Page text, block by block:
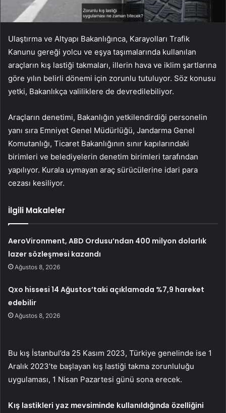
Ulaştırma ve Altyapı Bakanlığınca, Karayolları Trafik
Kanunu gereği yolcu ve eşya taşımalarında kullanılan
araçların kış lastiği takmaları, illerin hava ve iklim şartlarına
göre yılın belirli dönemi için zorunlu tutuluyor. Söz konusu
yetki, Bakanlıkça valiliklere de devredilebiliyor.
Araçların denetimi, Bakanlığın yetkilendirdiği personelin
yanı sıra Emniyet Genel Müdürlüğü, Jandarma Genel
Komutanlığı, Ticaret Bakanlığının sınır kapılarındaki
birimleri ve belediyelerin denetim birimleri tarafından
yapılıyor. Kurala uymayan araç sürücülerine idari para
cezası kesiliyor.
İlgili Makaleler
AeroVironment, ABD Ordusu’ndan 400 milyon dolarlık
lazer sözleşmesi kazandı
Ağustos 8, 2026
Qxo hissesi 14 Ağustos’taki açıklamada %7,9 hareket
edebilir
Ağustos 8, 2026
Bu kış İstanbul’da 25 Kasım 2023, Türkiye genelinde ise 1
Aralık 2023’te başlayan kış lastiği takma zorunluluğu
uygulaması, 1 Nisan Pazartesi günü sona erecek.
Kış lastikleri yaz mevsiminde kullanıldığında özelliğini